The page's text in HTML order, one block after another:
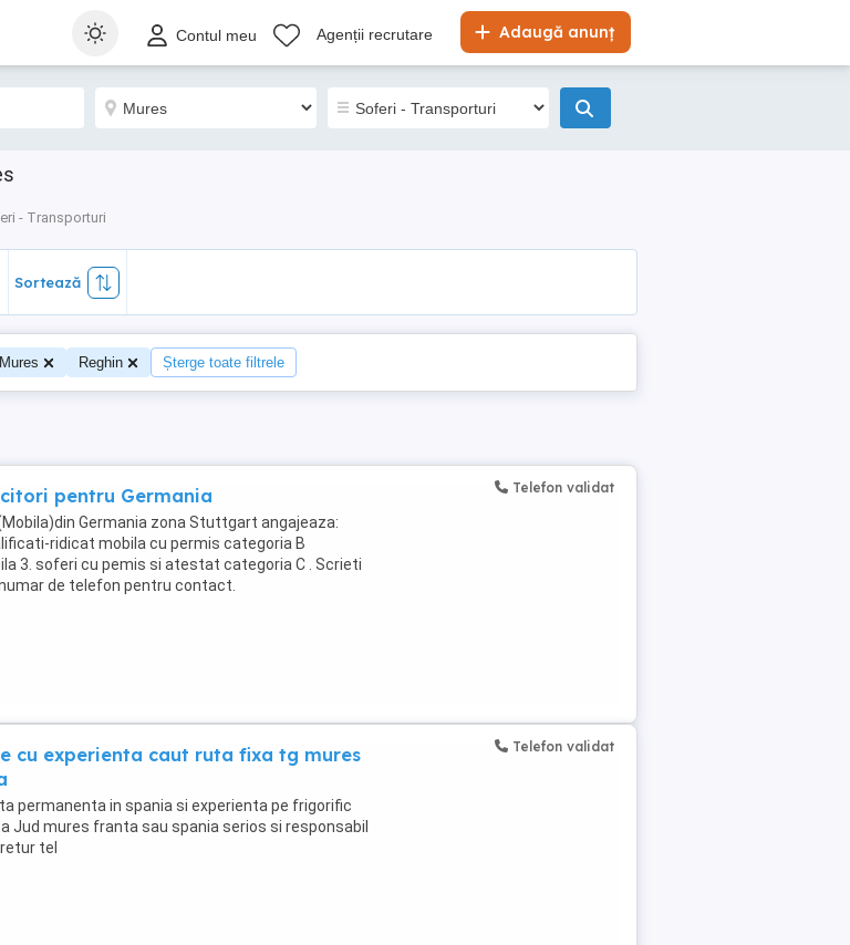
Adaugă anunț
Contul meu Agenții recrutare
- Transporturi
Sortează
Mures Reghin Șterge toate filtrele
pentru Germania
Germania zona Stuttgart angajeaza:
ridicat mobila cu permis categoria B
3. soferi cu pemis si atestat categoria C . Scrieti
de telefon pentru contact.
Telefon validat
cu experienta caut ruta fixa tg mures
permanenta in spania si experienta pe frigorific
Jud mures franta sau spania serios si responsabil
tel
Telefon validat